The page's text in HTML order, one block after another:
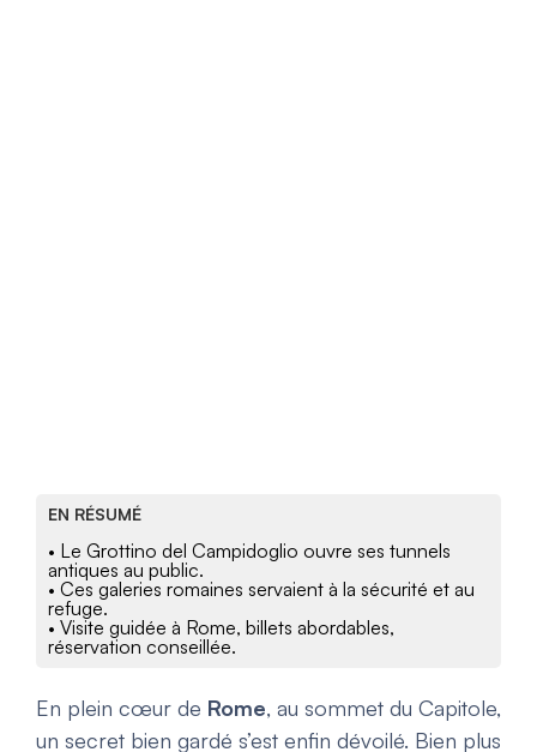
EN RÉSUMÉ
• Le Grottino del Campidoglio ouvre ses tunnels
antiques au public.
• Ces galeries romaines servaient à la sécurité et au
refuge.
• Visite guidée à Rome, billets abordables,
réservation conseillée.
En plein cœur de Rome, au sommet du Capitole,
un secret bien gardé s’est enfin dévoilé. Bien plus